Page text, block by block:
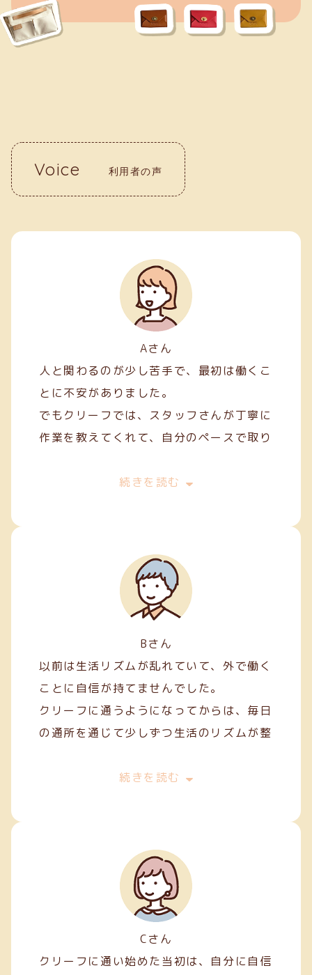
Voice 利用者の声
Aさん
人と関わるのが少し苦手で、最初は働くこ
とに不安がありました。
でもクリーフでは、スタッフさんが丁寧に
作業を教えてくれて、自分のペースで取り
最初は両面テープ貼りや裁縫などの簡単な
続きを読む
Bさん
以前は生活リズムが乱れていて、外で働く
ことに自信が持てませんでした。
クリーフに通うようになってからは、毎日
の通所を通じて少しずつ生活のリズムが整
続きを読む
Cさん
クリーフに通い始めた当初は、自分に自信